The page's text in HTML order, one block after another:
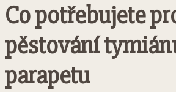
Co potřebujete
pěstování
parapetu